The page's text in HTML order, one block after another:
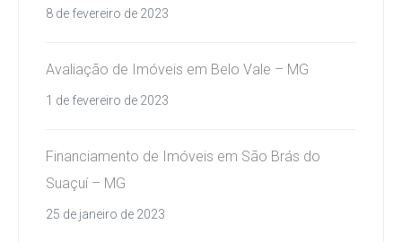
8 de fevereiro de 2023
Avaliação de Imóveis em Belo Vale – MG
1 de fevereiro de 2023
Financiamento de Imóveis em São Brás do
Suaçuí – MG
25 de janeiro de 2023